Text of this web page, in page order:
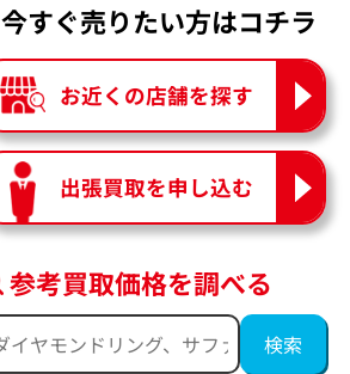
今すぐ売りたい方はコチラ
お近くの店舗を探す
出張買取を申し込む
参考買取価格を調べる